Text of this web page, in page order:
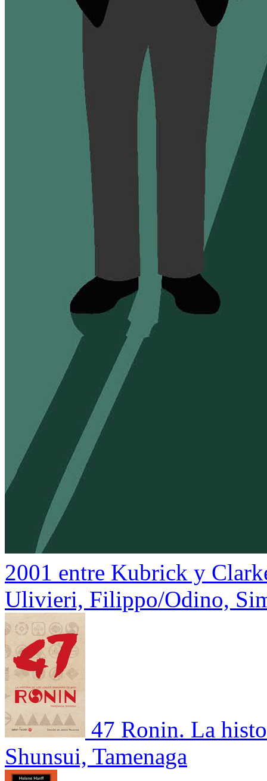
2001 entre Kubrick y
Ulivieri, Filippo/Odino,
47 Ronin. La
Shunsui, Tamenaga